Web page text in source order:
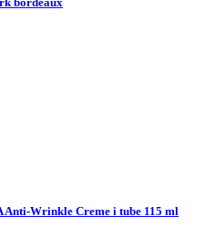
Anti-Wrinkle Creme i tube 115 ml